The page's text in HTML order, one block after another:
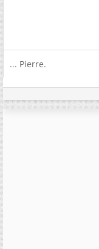
... Pierre.